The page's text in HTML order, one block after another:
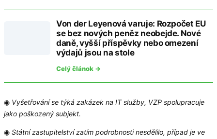
Von der Leyenová varuje: Rozpočet EU
se bez nových peněz neobejde. Nové
daně, vyšší příspěvky nebo omezení
výdajů jsou na stole
Celý článok →
◉ Vyšetřování se týká zakázek na IT služby, VZP spolupracuje
jako poškozený subjekt.
◉ Státní zastupitelství zatím podrobnosti nesdělilo, případ je ve